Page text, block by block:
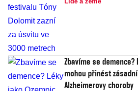
Zbavíme se demence?
mohou přinést
Alzheimerovy choroby